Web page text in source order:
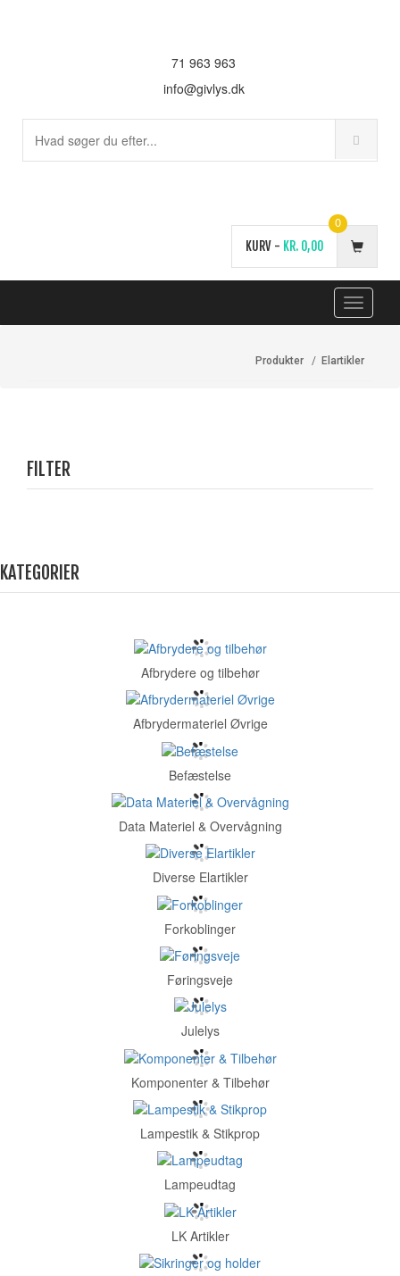
71 963 963
info@givlys.dk
KURV - KR. 0,00
0
Toggle
Produkter Elartikler
FILTER
KATEGORIER
Afbrydere og tilbehør
Afbrydermateriel Øvrige
Befæstelse
Data Materiel & Overvågning
Diverse Elartikler
Forkoblinger
Føringsveje
Julelys
Komponenter & Tilbehør
Lampestik & Stikprop
Lampeudtag
LK Artikler